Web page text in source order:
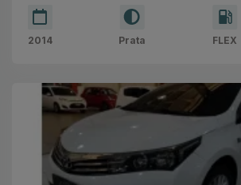
2014 Prata FLEX